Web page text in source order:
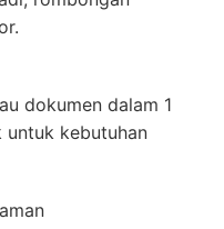
dokumen dalam 1
untuk kebutuhan